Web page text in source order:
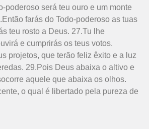
poderoso será teu ouro e um monte
farás do Todo-poderoso as tuas
teu rosto a Deus. 27.Tu lhe
e cumprirás os teus votos.
projetos, que terão feliz êxito e a luz
29.Pois Deus abaixa o altivo e
aquele que abaixa os olhos.
o qual é libertado pela pureza de